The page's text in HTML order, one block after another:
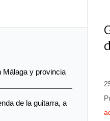
Málaga y provincia
de la guitarra, a